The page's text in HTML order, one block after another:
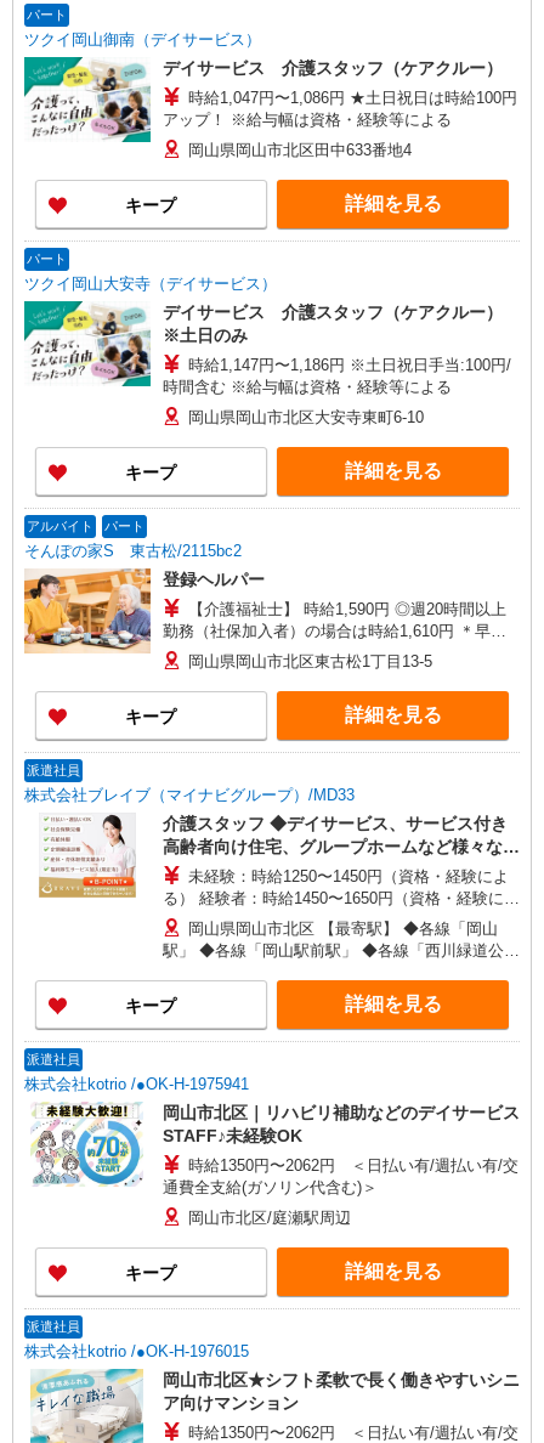
パート
ツクイ岡山御南（デイサービス）
デイサービス 介護スタッフ（ケアクルー）
時給1,047円〜1,086円 ★土日祝日は時給100円
アップ！ ※給与幅は資格・経験等による
岡山県岡山市北区田中633番地4
キープ 詳細を見る
パート
ツクイ岡山大安寺（デイサービス）
デイサービス 介護スタッフ（ケアクルー）
※土日のみ
時給1,147円〜1,186円 ※土日祝日手当:100円/
時間含む ※給与幅は資格・経験等による
岡山県岡山市北区大安寺東町6-10
キープ 詳細を見る
アルバイト パート
そんぽの家S 東古松/2115bc2
登録ヘルパー
【介護福祉士】 時給1,590円 ◎週20時間以上
勤務（社保加入者）の場合は時給1,610円 ＊早朝
夜間（〜8:00、18:00〜）：時給1,988円〜 ＊日曜
祝日：時給1,890円〜 【実務者研修・初任者研修
（ヘルパー1級・2級）】 時給1,510円 ◎週20時間
以上勤務（社保加入者）の場合は時給1,530円 ＊
早朝夜間（〜8:00、18:00〜）：時給1,888円〜 ＊
が同時給 ◎キャンセル手当：職務時給の60％支給
岡山県岡山市北区東古松1丁目13-5
キープ 詳細を見る
派遣社員
株式会社ブレイブ（マイナビグループ）/MD33
介護スタッフ ◆デイサービス、サービス付き
高齢者向け住宅、グループホームなど様々な勤
務先から選べます。
未経験：時給1250〜1450円（資格・経験によ
る） 経験者：時給1450〜1650円（資格・経験によ
る） ◎月収例 時給1650円×1日8時間×22日（週5
日）＝29万400円 ◆昇給あり ◆支払い方法 ※日払
い/週払い/月払い対応も可能です。詳しくは面談時
にご相談ください。 ◆交通費：別途全額支給 ※当
社規定あり
岡山県岡山市北区 【最寄駅】 ◆各線「岡山
駅」 ◆各線「岡山駅前駅」 ◆各線「西川緑道公園
キープ 詳細を見る
派遣社員
株式会社kotrio /●OK-H-1975941
岡山市北区｜リハビリ補助などのデイサービス
STAFF♪未経験OK
時給1350円〜2062円 ＜日払い有/週払い有/交
通費全支給(ガソリン代含む)＞
岡山市北区/庭瀬駅周辺
キープ 詳細を見る
派遣社員
株式会社kotrio /●OK-H-1976015
岡山市北区★シフト柔軟で長く働きやすいシニ
ア向けマンション
時給1350円〜2062円 ＜日払い有/週払い有/交